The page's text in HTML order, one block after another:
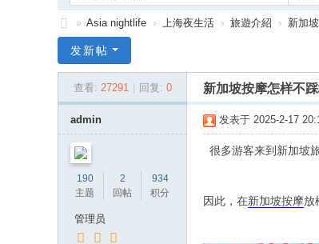
南
» Asia nightlife › 上海夜生活 › 旅遊介紹 › 新加
发新帖
查看: 27291 回复: 0 新加坡按摩怎样不
admin
190
主题
2
回帖
934
积分
管理员
发表于 2025-2-17
很多游客来到新加坡
因此，在新加坡按摩放